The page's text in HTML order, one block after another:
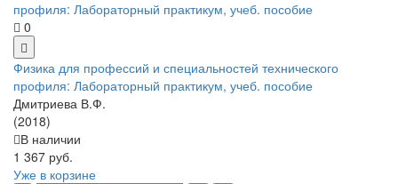
0
Физика для профессий и специальностей технического
профиля: Лабораторный практикум, учеб. пособие
Дмитриева В.Ф.
(2018)
В наличии
1 367 руб.
Уже в корзине